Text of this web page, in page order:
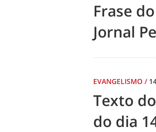
Frase
Jornal
EVANGELISMO /
Texto
do dia